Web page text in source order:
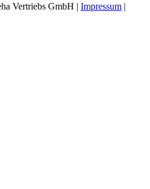
Vertriebs GmbH | Impressum |